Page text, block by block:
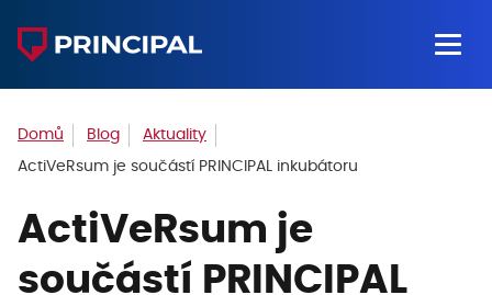
Domů Blog Aktuality
ActiVeRsum je součástí PRINCIPAL inkubátoru
ActiVeRsum je
součástí PRINCIPAL